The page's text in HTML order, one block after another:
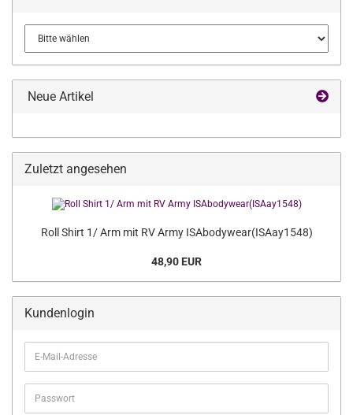
Neue Artikel
Zuletzt angesehen
Roll Shirt 1/ Arm mit RV Army ISAbodywear(ISAay1548)
48,90 EUR
Kundenlogin
E-
Mail-
Adresse
Passwort